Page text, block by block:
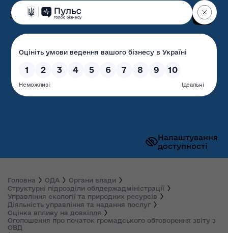
Налаштування
доступності
Волинська обласна
державна адміністрація
Головна ОДА
Органи влади
Структурні підрозділи облдержадміністрації
Управління екології та природних ресурсів
Діяльність управління та надання послуг
Оцінка впливу на довкілля
Оголошення про початок громадського обговорення звіту з
ОВД